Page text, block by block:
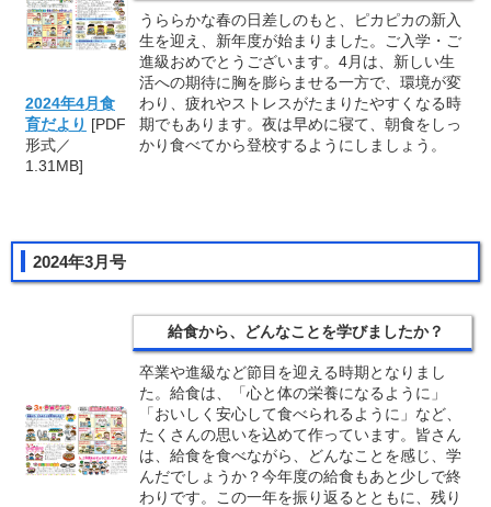
2024年4月食
育だより [PDF
形式／
1.31MB]
うららかな春の日差しのもと、ピカピカの新入
生を迎え、新年度が始まりました。ご入学・ご
進級おめでとうございます。4月は、新しい生
活への期待に胸を膨らませる一方で、環境が変
わり、疲れやストレスがたまりたやすくなる時
期でもあります。夜は早めに寝て、朝食をしっ
かり食べてから登校するようにしましょう。
2024年3月号
給食から、どんなことを学びましたか？
卒業や進級など節目を迎える時期となりまし
た。給食は、「心と体の栄養になるように」
「おいしく安心して食べられるように」など、
たくさんの思いを込めて作っています。皆さん
は、給食を食べながら、どんなことを感じ、学
んだでしょうか？今年度の給食もあと少しで終
わりです。この一年を振り返るとともに、残り